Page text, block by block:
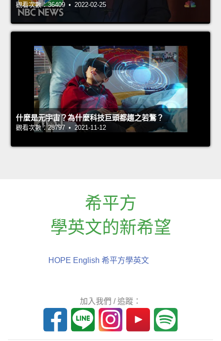
觀看次數：36409 • 2022-02-25
什麼是元宇宙？為什麼科技巨頭都趨之若鶩？
觀看次數：28797 • 2021-11-12
希平方
學英文的新希望
HOPE English 希平方學英文
加入我們 / 追蹤：